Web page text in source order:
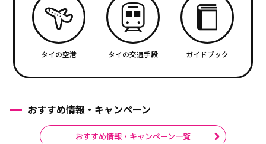
タイの空港 タイの交通手段 ガイドブック
おすすめ情報・キャンペーン
おすすめ情報・キャンペーン一覧